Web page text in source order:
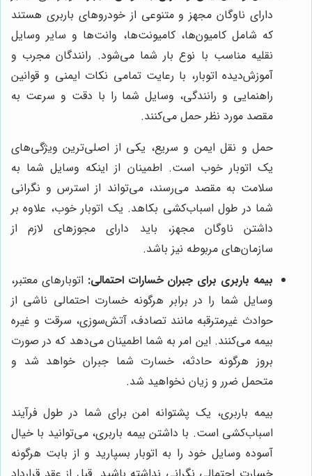
دارای ناوگان مجهز و متنوعی از خودروهای باربری هستند
که شامل کامیون‌ها، کامیونت‌ها، وانت‌ها و سایر وسایل
نقلیه مناسب با نوع بار شما می‌شود. رانندگان مجرب و
آموزش‌دیده اتوبار، با رعایت تمامی نکات ایمنی و قوانین
راهنمایی و رانندگی، وسایل شما را با دقت و سرعت به
مقصد مورد نظر حمل می‌کنند.
حمل و نقل ایمن و سریع، یکی از اصلی‌ترین ویژگی‌های
یک اتوبار خوب است. اطمینان از اینکه وسایل شما به
سلامت به مقصد می‌رسند، می‌تواند از استرس و نگرانی
شما در طول اسباب‌کشی بکاهد. یک اتوبار خوب، علاوه بر
داشتن ناوگان مجهز، باید دارای مجوزهای لازم از
سازمان‌های مربوطه نیز باشد.
بیمه باربری برای جبران خسارات احتمالی: اتوبارهای معتبر،
وسایل شما را در برابر هرگونه خسارت احتمالی ناشی از
حوادث غیرمترقبه مانند تصادف، آتش‌سوزی، سرقت و غیره
بیمه می‌کنند. این امر به شما اطمینان می‌دهد که در صورت
بروز هرگونه حادثه، خسارت شما جبران خواهد شد و
متحمل ضرر و زیان نخواهید شد.
بیمه باربری، یک پشتوانه امن برای شما در طول فرآیند
اسباب‌کشی است. با داشتن بیمه باربری، می‌توانید با خیال
آسوده وسایل خود را به اتوبار بسپارید و از بابت هرگونه